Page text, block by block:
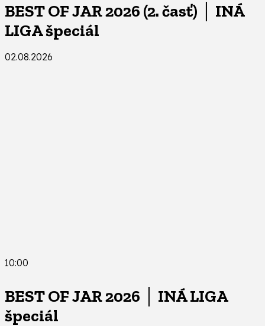
BEST OF JAR 2026 (2. časť) │ INÁ
LIGA špeciál
02.08.2026
10:00
BEST OF JAR 2026 │ INÁ LIGA
špeciál